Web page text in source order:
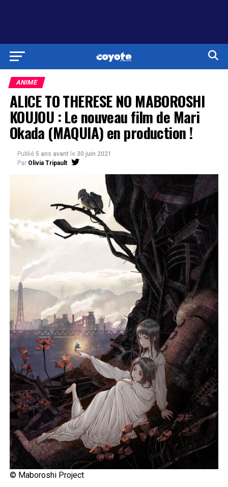
ANIME
ALICE TO THERESE NO MABOROSHI
KOUJOU : Le nouveau film de Mari
Okada (MAQUIA) en production !
Publié 5 ans avant le 30 juin 2021
Par Olivia Tripault
© Maboroshi Project